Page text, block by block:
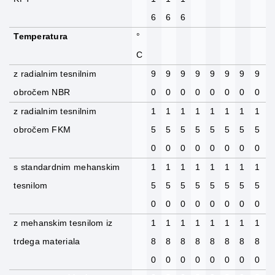
6
6
6
Temperatura
°
C
z radialnim tesnilnim
obročem NBR
9
0
9
0
9
0
9
0
9
0
9
0
9
0
9
0
z radialnim tesnilnim
obročem FKM
1
5
0
1
5
0
1
5
0
1
5
0
1
5
0
1
5
0
1
5
0
1
5
0
s standardnim mehanskim
tesnilom
1
5
0
1
5
0
1
5
0
1
5
0
1
5
0
1
5
0
1
5
0
1
5
0
z mehanskim tesnilom iz
trdega materiala
1
8
0
1
8
0
1
8
0
1
8
0
1
8
0
1
8
0
1
8
0
1
8
0